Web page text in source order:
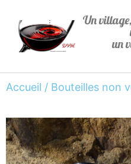
Un
un
Accueil / Bouteilles non